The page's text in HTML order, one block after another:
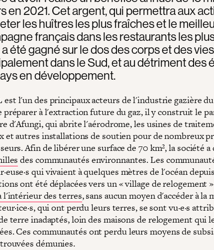
en 2021. Cet argent, qui permettra aux
les huîtres les plus fraîches et le
français dans les restaurants les
a été gagné sur le dos des corps et des
dans le Sud, et au détriment des
en développement.
est l'un des principaux acteurs de l'industrie gazière
préparer à l'extraction future du gaz, il y construit le
d'Afungi, qui abrite l'aérodrome, les usines de
et autres installations de soutien pour de nombreux
Afin de libérer une surface de 70 km², la société a
des communautés environnantes. Les
qui vivaient à quelques mètres de l'océan
ont été déplacées vers un « village de relogement
l'intérieur des terres, sans aucun moyen d'accéder à la
qui ont perdu leurs terres, se sont vu·e·s
terre inadaptés, loin des maisons de relogement qui
Ces communautés ont perdu leurs moyens de
démunies.